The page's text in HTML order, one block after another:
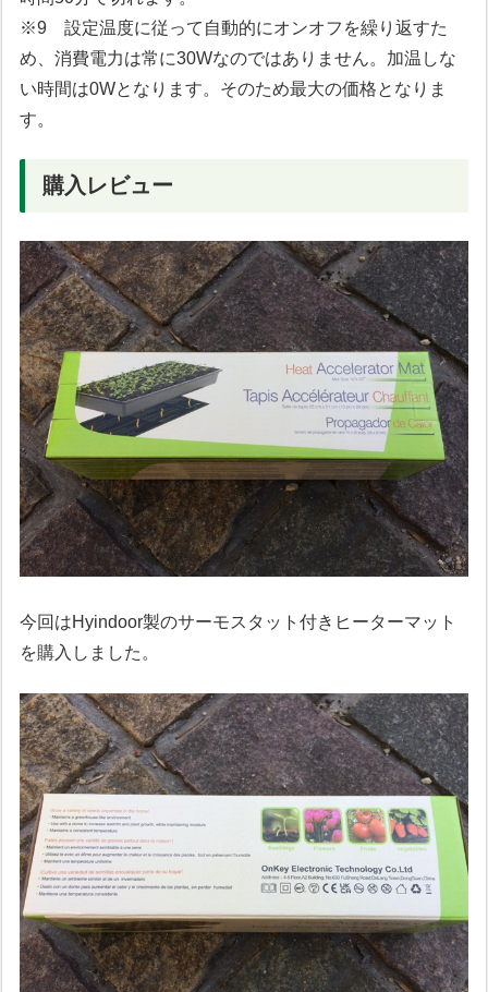
※9 設定温度に従って自動的にオンオフを繰り返すた
め、消費電力は常に30Wなのではありません。加温しな
い時間は0Wとなります。そのため最大の価格となりま
す。
購入レビュー
今回はHyindoor製のサーモスタット付きヒーターマット
を購入しました。